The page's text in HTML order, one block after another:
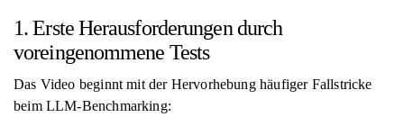
1. Erste Herausforderungen durch
voreingenommene Tests
Das Video beginnt mit der Hervorhebung häufiger Fallstricke
beim LLM-Benchmarking: